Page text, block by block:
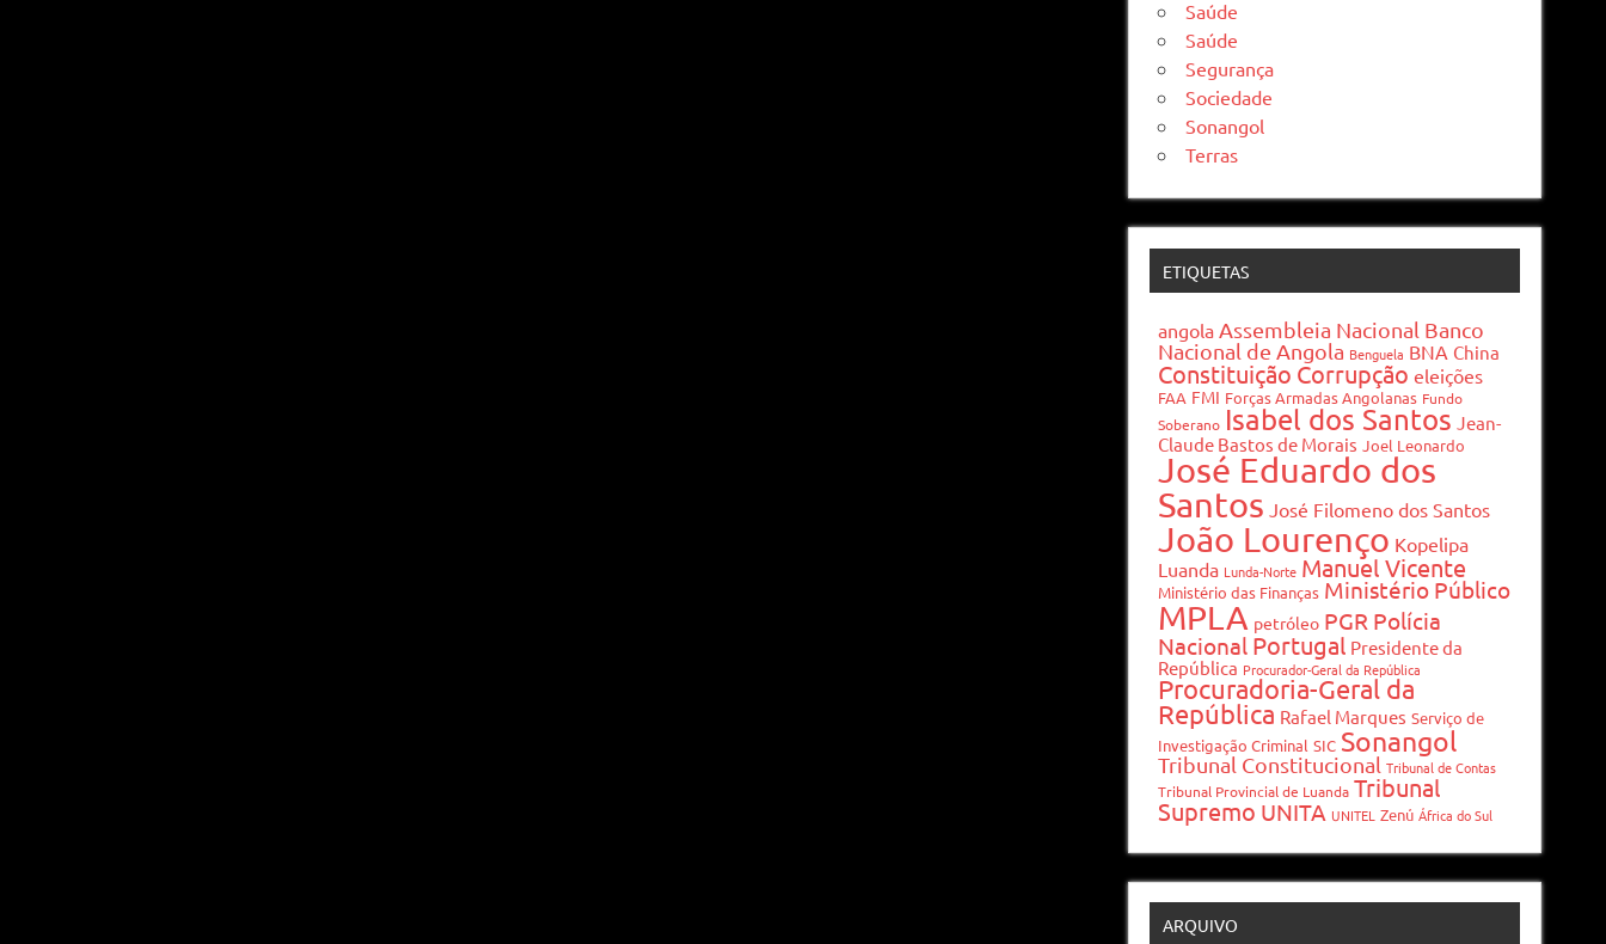
Saúde
Saúde
Segurança
Sociedade
Sonangol
Terras
ETIQUETAS
angola Assembleia Nacional Banco
Nacional de Angola Benguela BNA China
Constituição Corrupção eleições
FAA FMI Forças Armadas Angolanas Fundo
Soberano Isabel dos Santos Jean-
Claude Bastos de Morais Joel Leonardo
José Eduardo dos
Santos José Filomeno dos Santos
João Lourenço Kopelipa
Luanda Lunda-Norte Manuel Vicente
Ministério das Finanças Ministério Público
MPLA petróleo PGR Polícia
Nacional Portugal Presidente da
República Procurador-Geral da República
Procuradoria-Geral da
República Rafael Marques Serviço de
Investigação Criminal SIC Sonangol
Tribunal Constitucional Tribunal de Contas
Tribunal Provincial de Luanda Tribunal
Supremo UNITA UNITEL Zenú África do Sul
ARQUIVO